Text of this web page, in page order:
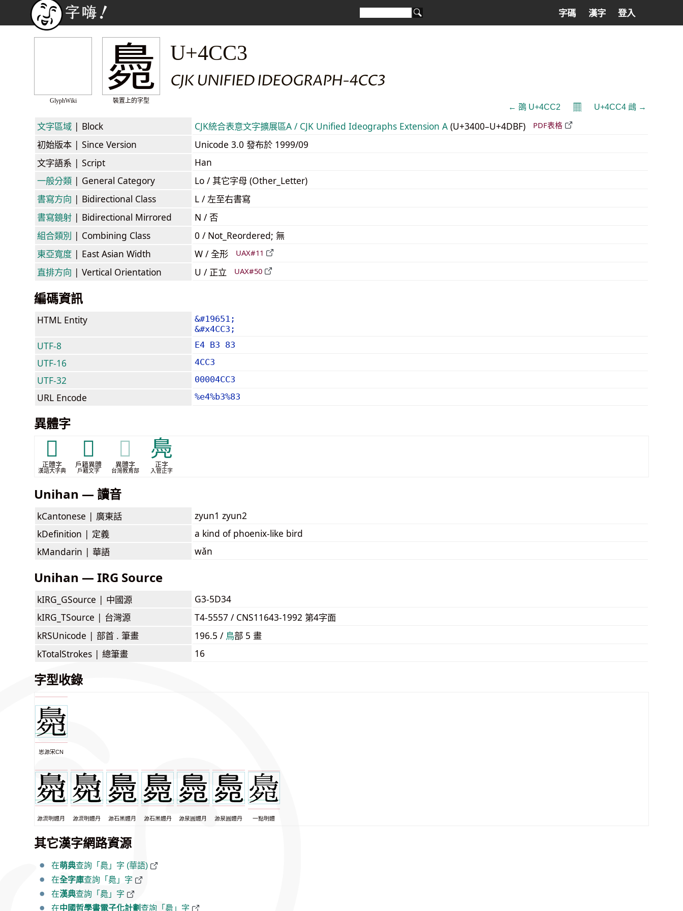
字碼 漢字 登入
GlyphWiki
䳃
裝置上的字型
U+4CC3
CJK UNIFIED IDEOGRAPH-4CC3
← 䳂 U+4CC2 𝄜 U+4CC4 䳄 →
文字區域 | Block CJK統合表意文字擴展區A / CJK Unified Ideographs Extension A (U+3400–U+4DBF) PDF表格
初始版本 | Since Version
Unicode 3.0 發布於 1999/09
文字語系 | Script
Han
一般分類 | General Category
Lo / 其它字母 (Other_Letter)
書寫方向 | Bidirectional Class
L / 左至右書寫
書寫鏡射 | Bidirectional Mirrored
N / 否
組合類別 | Combining Class
0 / Not_Reordered; 無
東亞寬度 | East Asian Width W / 全形 UAX#11
直排方向 | Vertical Orientation U / 正立 UAX#50
編碼資訊
HTML Entity
&#19651;
&#x4CC3;
UTF-8 E4 B3 83
UTF-16 4CC3
UTF-32 00004CC3
URL Encode %e4%b3%83
異體字
𪂧
正體字
漢語大字典
𪂭
戶籍異體
戶籍文字
𪂭
異體字
台灣教育部
鳧
正字
入管正字
Unihan — 讀音
kCantonese | 廣東話
zyun1 zyun2
kDefinition | 定義
a kind of phoenix-like bird
kMandarin | 華語 wǎn
Unihan — IRG Source
kIRG_GSource | 中國源
G3-5D34
kIRG_TSource | 台灣源
T4-5557 / CNS11643-1992 第4字面
kRSUnicode | 部首 . 筆畫 196.5 / ⿃部 5 畫
kTotalStrokes | 總筆畫 16
字型收錄
思源宋CN
源流明體月 源流明體丹 源石黑體月 源石黑體丹 源泉圓體月 源泉圓體丹 一點明體
其它漢字網路資源
在萌典查詢「䳃」字 (華語)
在全字庫查詢「䳃」字
在漢典查詢「䳃」字
在中國哲學書電子化計劃 查詢「䳃」字